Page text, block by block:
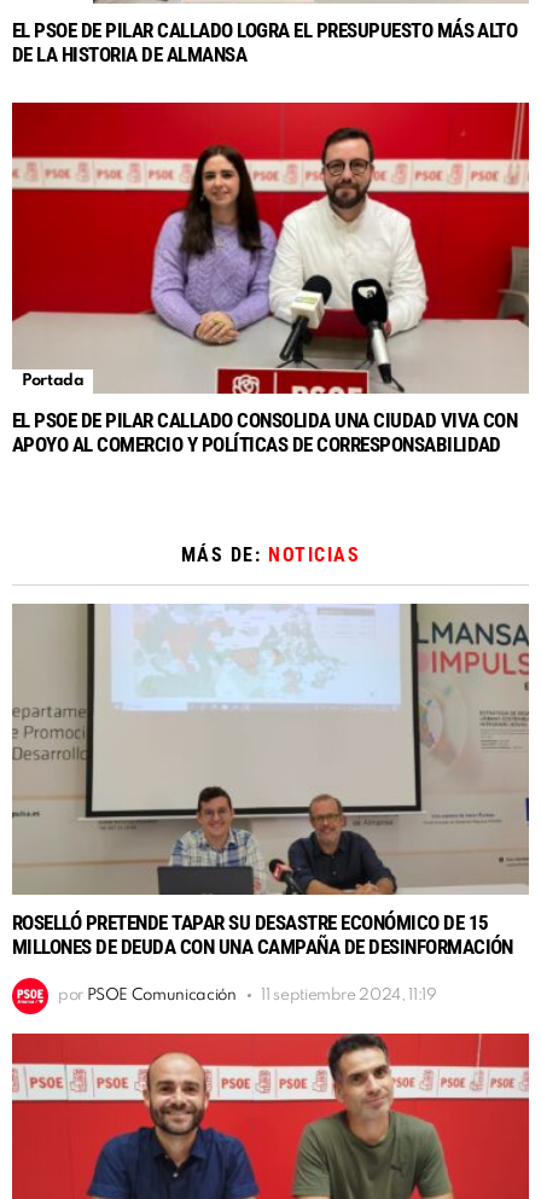
EL PSOE DE PILAR CALLADO LOGRA EL PRESUPUESTO MÁS ALTO
DE LA HISTORIA DE ALMANSA
Portada
EL PSOE DE PILAR CALLADO CONSOLIDA UNA CIUDAD VIVA CON
APOYO AL COMERCIO Y POLÍTICAS DE CORRESPONSABILIDAD
MÁS DE: NOTICIAS
ROSELLÓ PRETENDE TAPAR SU DESASTRE ECONÓMICO DE 15
MILLONES DE DEUDA CON UNA CAMPAÑA DE DESINFORMACIÓN
por PSOE Comunicación 11 septiembre 2024, 11:19